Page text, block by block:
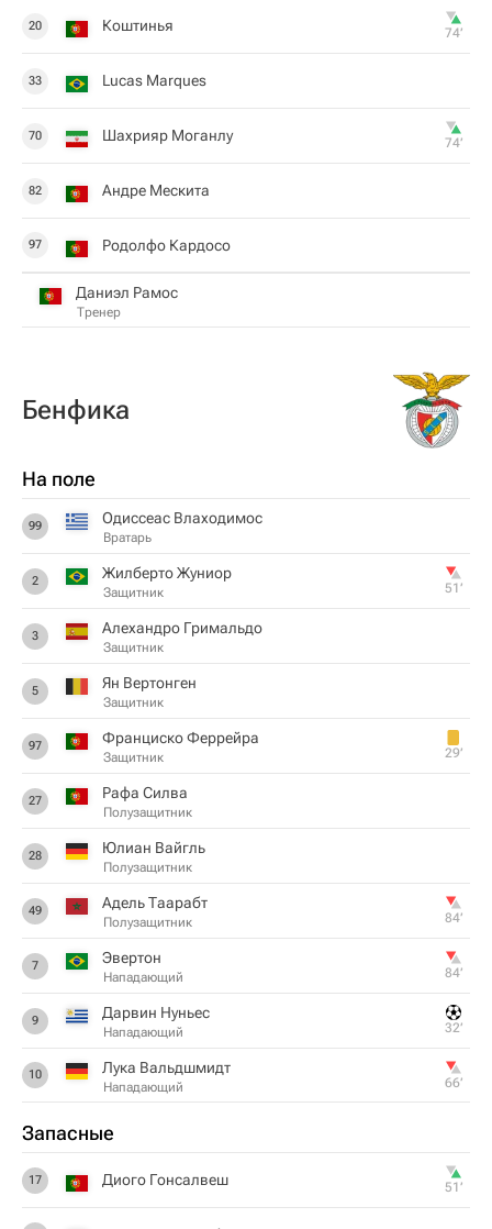
20 Коштинья 74‎’‎
33 Lucas Marques
70 Шахрияр Моганлу 74‎’‎
82 Андре Мескита
97 Родолфо Кардосо
Даниэл Рамос
Тренер
Бенфика
На поле
99 Одиссеас Влаходимос
Вратарь
2 Жилберто Жуниор
Защитник 51‎’‎
3 Алехандро Гримальдо
Защитник
5 Ян Вертонген
Защитник
97 Франциско Феррейра
Защитник 29‎’‎
27 Рафа Силва
Полузащитник
28 Юлиан Вайгль
Полузащитник
49 Адель Таарабт
Полузащитник 84‎’‎
7 Эвертон
Нападающий 84‎’‎
9 Дарвин Нуньес
Нападающий 32‎’‎
10 Лука Вальдшмидт
Нападающий 66‎’‎
Запасные
17 Диого Гонсалвеш 51‎’‎